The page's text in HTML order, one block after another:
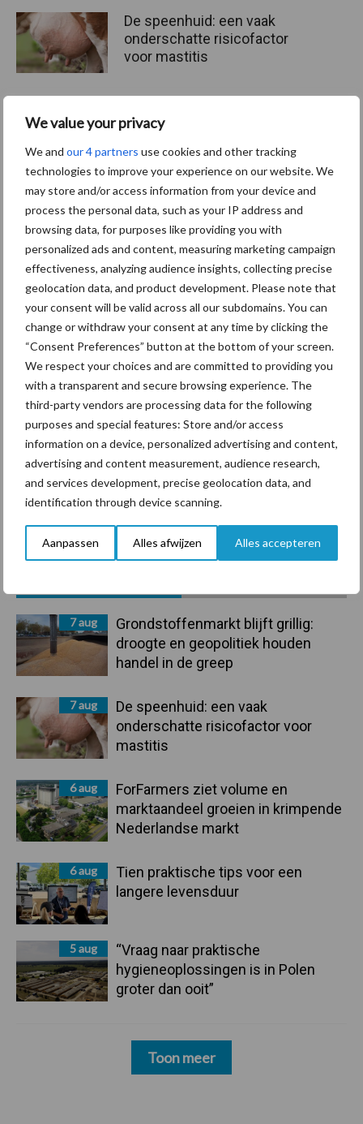
We value your privacy
We and our 4 partners use cookies and other tracking
technologies to improve your experience on our website. We
may store and/or access information from your device and
process the personal data, such as your IP address and
browsing data, for purposes like providing you with
personalized ads and content, measuring marketing campaign
effectiveness, analyzing audience insights, collecting precise
geolocation data, and product development. Please note that
your consent will be valid across all our subdomains. You can
change or withdraw your consent at any time by clicking the
“Consent Preferences” button at the bottom of your screen.
We respect your choices and are committed to providing you
with a transparent and secure browsing experience. The
third-party vendors are processing data for the following
purposes and special features: Store and/or access
information on a device, personalized advertising and content,
advertising and content measurement, audience research,
and services development, precise geolocation data, and
identification through device scanning.
Aanpassen Alles afwijzen Alles accepteren
Primaire
Sidebar
7 aug
Grondstoffenmarkt blijft grillig:
droogte en geopolitiek houden
handel in de greep
7 aug
De speenhuid: een vaak
onderschatte risicofactor voor
mastitis
6 aug
ForFarmers ziet volume en
marktaandeel groeien in krimpende
Nederlandse markt
6 aug
Tien praktische tips voor een
langere levensduur
5 aug
“Vraag naar praktische
hygieneoplossingen is in Polen
groter dan ooit”
Toon meer
De speenhuid: een vaak
onderschatte risicofactor
voor mastitis
ForFarmers ziet volume en
marktaandeel groeien in
krimpende Nederlandse
markt
Themapagina's
Diergezondheid Bemesting Fokkerij
Bedrijfsnieuws
Ligbox &
Voerhekken
Toon meer